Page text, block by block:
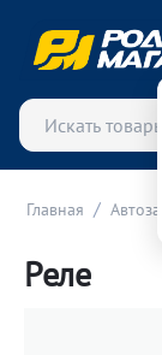
Главная /
Реле